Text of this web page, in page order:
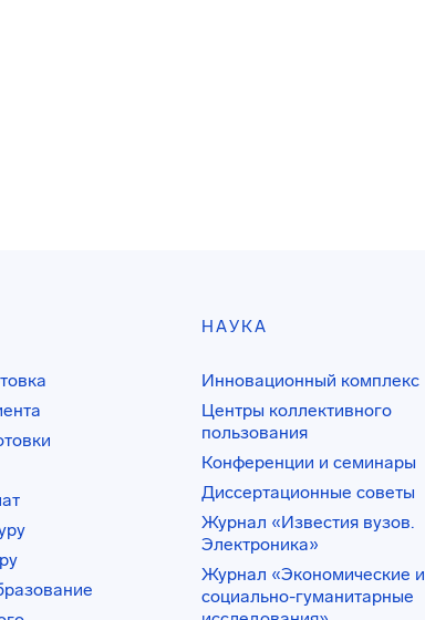
НАУКА
Инновационный комплекс
Центры коллективного
пользования
Конференции и семинары
Диссертационные советы
Журнал «Известия вузов.
Электроника»
Журнал «Экономические и
социально-гуманитарные